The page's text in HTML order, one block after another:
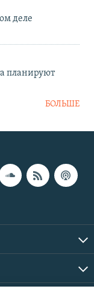
деле
планируют
БОЛЬШЕ